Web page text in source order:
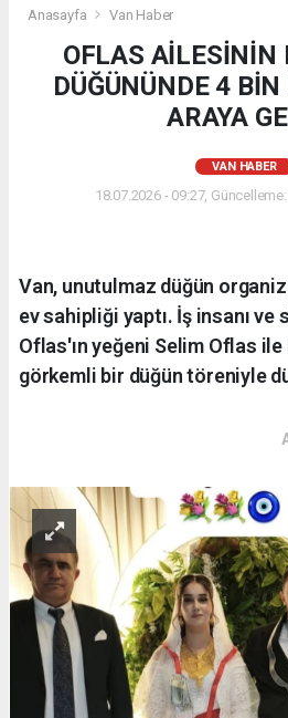
Anasayfa Van Haber
OFLAS AİLESİNİN
DÜĞÜNÜNDE 4
ARAYA
VAN HABER
18.07.2026 - 09:27,
Van, unutulmaz düğün
ev sahipliği yaptı. İş insanı
Oflas'ın yeğeni Selim Oflas ile
görkemli bir düğün töreniyle